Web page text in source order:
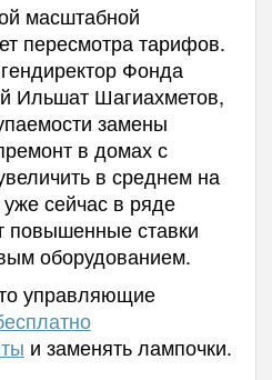
масштабной
пересмотра тарифов.
Фонда
Ильшат Шагиахметов,
замены
в домах с
в среднем на
сейчас в ряде
повышенные ставки
оборудованием.
управляющие
и заменять лампочки.